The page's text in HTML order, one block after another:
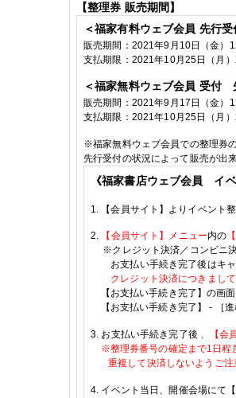
【整理券 販売期間】
＜福家有料ウェブ会員 先行
販売期間： 2021年9 月10日（金）
支払期限： 2021年10月25日（月）
＜福家無料ウェブ会員 受付
販売期間： 2021年9 月17 日（金）
支払期限： 2021年10月25日（月）
※福家無料ウェブ会員での整理券
先行受付の状況によって販売が出
《福家書店ウェブ会員 イ
1. 【会員サイト】よりイベント
2. 【会員サイト】メニュー内の
※クレジット決済／コンビニ
お支払い手続き完了後はキ
クレジット決済につきまし
【お支払い手続き完了】の画
【お支払い手続き完了】
- ［
3. お支払い手続き完了後 、 【会
※整理券番号の確定まで1 日程
重複して決済しないようご注
4. イベント当日、開催会場にて